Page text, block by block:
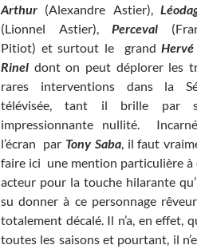
Arthur (Alexandre Astier),
(Lionnel Astier),Perceval
Pitiot) et surtout le grand
Rinel dont on peut déplorer les
rares interventions dans la
télévisée, tant il brille par
impressionnante nullité.
l’écran par Tony Saba, il faut
faire ici une mention particulière à
acteur pour la touche hilarante
su donner à ce personnage
totalement décalé. Il n’a, en effet,
toutes les saisons et pourtant, il